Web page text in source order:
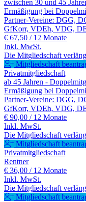
zwischen 30 und 45
Ermäßigung bei
Partner-Vereine: DGG,
GfKorr, VDEh, VDG,
€ 67,50 / 12 Monate
Inkl. MwSt.
Die Mitgliedschaft
Mitgliedschaft
Privatmitgliedschaft
ab 45 Jahren -
Ermäßigung bei
Partner-Vereine: DGG,
GfKorr, VDEh, VDG,
€ 90,00 / 12 Monate
Inkl. MwSt.
Die Mitgliedschaft
Mitgliedschaft
Privatmitgliedschaft
Rentner
€ 36,00 / 12 Monate
Inkl. MwSt.
Die Mitgliedschaft
Mitgliedschaft